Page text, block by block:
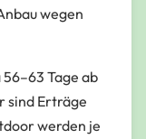
wegen
Tage ab
sind Erträge
werden je